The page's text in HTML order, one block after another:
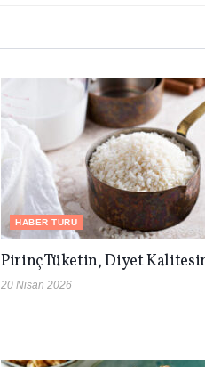
HABER TURU
Pirinç Tüketin, Diyet
20 Nisan 2026